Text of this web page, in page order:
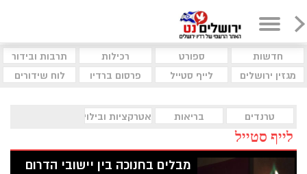
חדשות ספורט רכילות
תרבות ובידור
מגזין ירושלים
לייף סטייל פרסום ברדיו לוח שידורים
טרנדים בריאות אטרקציות ובילוי
לייף סטייל
מבלים בחנוכה בין יישובי הדרום